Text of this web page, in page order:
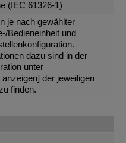
(IEC 61326-1)
je nach gewählter
Bedieneinheit und
dazu sind in der
unter
anzeigen] der jeweiligen
finden.